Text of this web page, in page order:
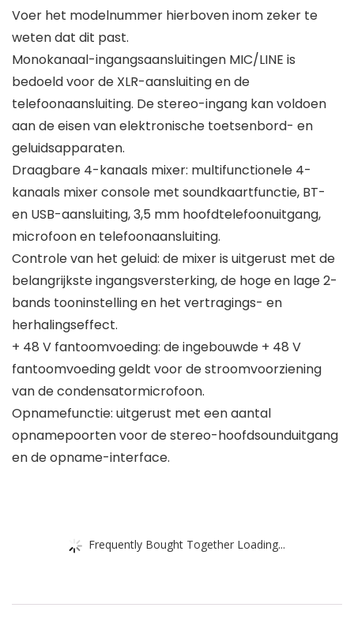
Voer het modelnummer hierboven inom zeker te
weten dat dit past.
Monokanaal-ingangsaansluitingen MIC/LINE is
bedoeld voor de XLR-aansluiting en de
telefoonaansluiting. De stereo-ingang kan voldoen
aan de eisen van elektronische toetsenbord- en
geluidsapparaten.
Draagbare 4-kanaals mixer: multifunctionele 4-
kanaals mixer console met soundkaartfunctie, BT-
en USB-aansluiting, 3,5 mm hoofdtelefoonuitgang,
microfoon en telefoonaansluiting.
Controle van het geluid: de mixer is uitgerust met de
belangrijkste ingangsversterking, de hoge en lage 2-
bands tooninstelling en het vertragings- en
herhalingseffect.
+ 48 V fantoomvoeding: de ingebouwde + 48 V
fantoomvoeding geldt voor de stroomvoorziening
van de condensatormicrofoon.
Opnamefunctie: uitgerust met een aantal
opnamepoorten voor de stereo-hoofdsounduitgang
en de opname-interface.
Frequently Bought Together Loading...